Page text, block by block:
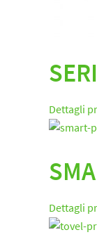
Dettagli
Dettagli